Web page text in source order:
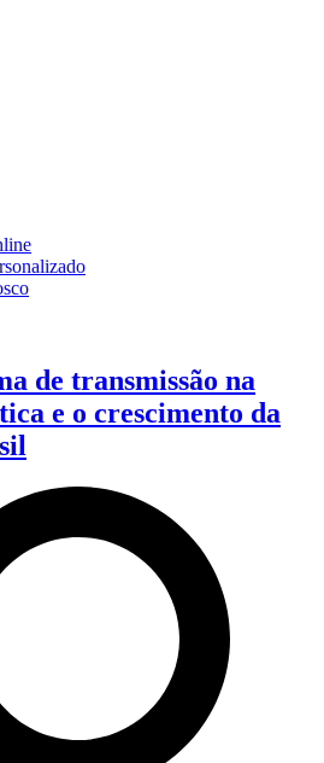
de transmissão na
e o crescimento da